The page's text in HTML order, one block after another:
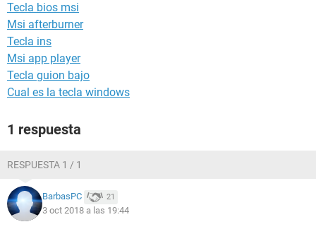
Tecla bios msi
Msi afterburner
Tecla ins
Msi app player
Tecla guion bajo
Cual es la tecla windows
1 respuesta
RESPUESTA 1 / 1
BarbasPC 21
3 oct 2018 a las 19:44